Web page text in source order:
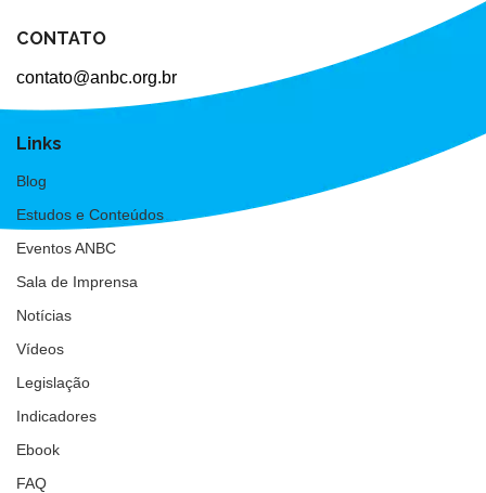
CONTATO
contato@anbc.org.br
Links
Blog
Estudos e Conteúdos
Eventos ANBC
Sala de Imprensa
Notícias
Vídeos
Legislação
Indicadores
Ebook
FAQ